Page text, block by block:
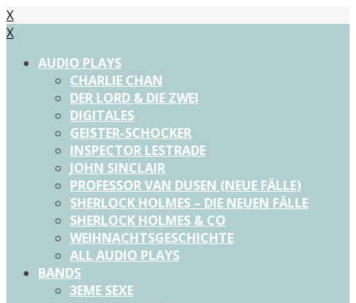
X
X
AUDIO PLAYS
CHARLIE CHAN
DER LORD & DIE ZWEI
DIGITALES
GEISTER-SCHOCKER
INSPECTOR LESTRADE
JOHN SINCLAIR
PROFESSOR VAN DUSEN (NEUE FÄLLE)
SHERLOCK HOLMES – DIE NEUEN FÄLLE
SHERLOCK HOLMES & CO
WEIHNACHTSGESCHICHTE
ALL AUDIO PLAYS
BANDS
3EME SEXE